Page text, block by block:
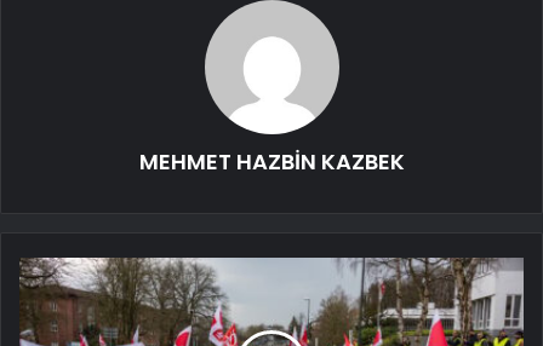
MEHMET HAZBİN KAZBEK